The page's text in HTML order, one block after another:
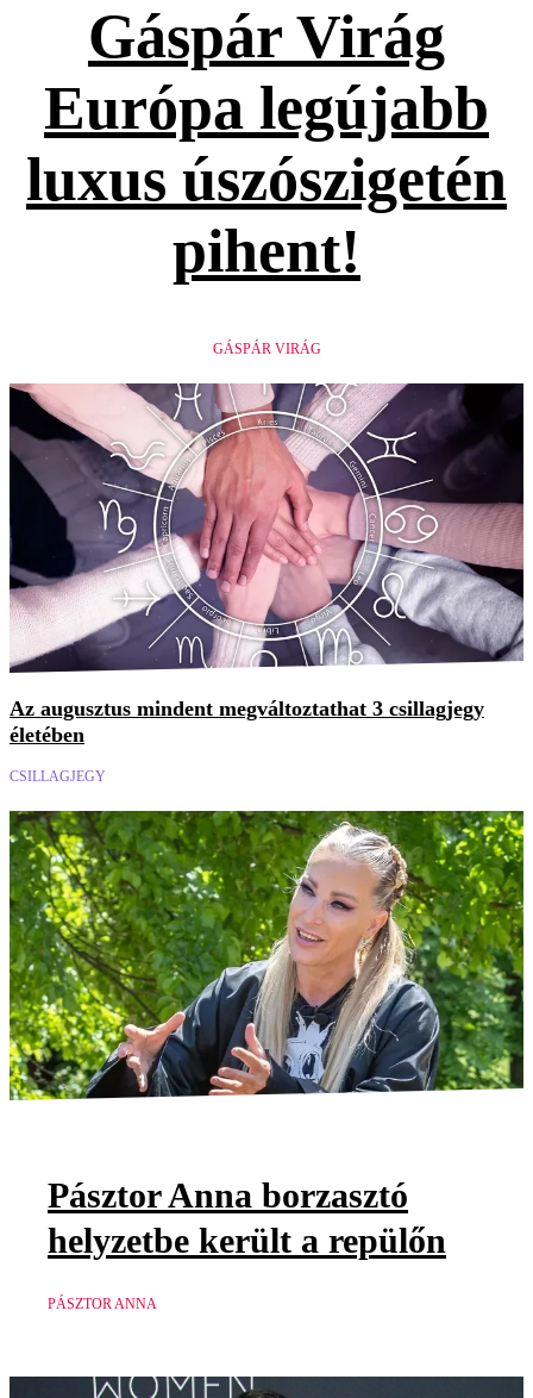
Gáspár Virág
Európa legújabb
luxus úszószigetén
pihent!
GÁSPÁR VIRÁG
Az augusztus mindent megváltoztathat 3 csillagjegy
életében
CSILLAGJEGY
Pásztor Anna borzasztó
helyzetbe került a repülőn
PÁSZTOR ANNA